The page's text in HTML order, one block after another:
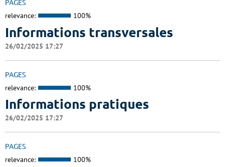
PAGES
relevance: 100%
Informations transversales
26/02/2025 17:27
PAGES
relevance: 100%
Informations pratiques
26/02/2025 17:27
PAGES
relevance: 100%